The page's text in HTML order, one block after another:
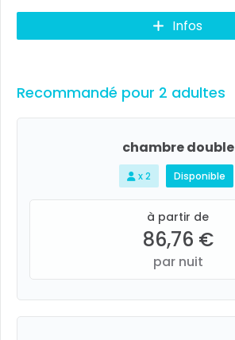
Infos
Recommandé pour 2 adultes
chambre double
x 2 Disponible
à partir de
86,76 €
par nuit